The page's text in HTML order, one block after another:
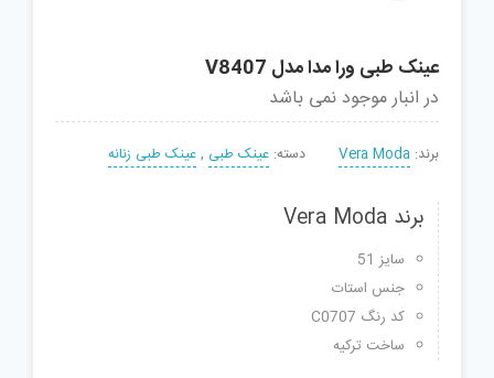
عینک طبی ورا مدا مدل V8407
در انبار موجود نمی باشد
برند: Vera Moda دسته: عینک طبی ,عینک طبی زنانه
برند Vera Moda
سایز 51
جنس استات
کد رنگ C0707
ساخت ترکیه